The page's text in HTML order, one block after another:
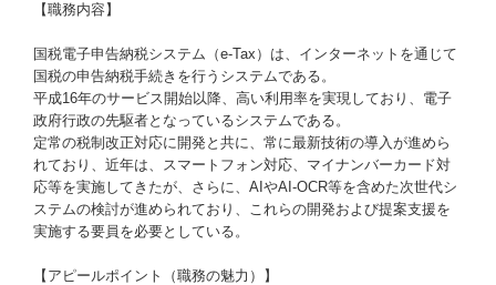
【職務内容】
国税電子申告納税システム（e-Tax）は、インターネットを通じて
国税の申告納税手続きを行うシステムである。
平成16年のサービス開始以降、高い利用率を実現しており、電子
政府行政の先駆者となっているシステムである。
定常の税制改正対応に開発と共に、常に最新技術の導入が進めら
れており、近年は、スマートフォン対応、マイナンバーカード対
応等を実施してきたが、さらに、AIやAI-OCR等を含めた次世代シ
ステムの検討が進められており、これらの開発および提案支援を
実施する要員を必要としている。
【アピールポイント（職務の魅力）】